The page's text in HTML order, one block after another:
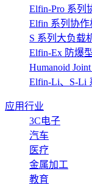
Elfin-Pro 系列
Elfin 系列协作
S 系列大负载
Elfin-Ex 防爆
Humanoid
Elfin-Li、S-Li
应用行业
3C电子
汽车
医疗
金属加工
教育